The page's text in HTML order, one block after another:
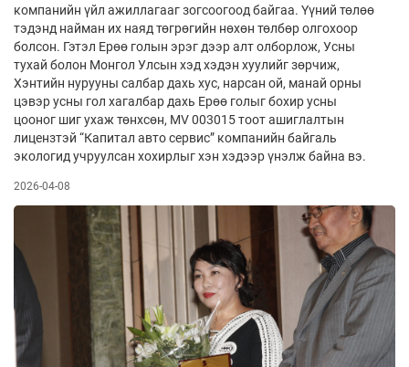
компанийн үйл ажиллагааг зогсоогоод байгаа. Үүний төлөө
тэдэнд найман их наяд төгрөгийн нөхөн төлбөр олгохоор
болсон. Гэтэл Ерөө голын эрэг дээр алт олборлож, Усны
тухай болон Монгол Улсын хэд хэдэн хуулийг зөрчиж,
Хэнтийн нурууны салбар дахь хус, нарсан ой, манай орны
цэвэр усны гол хагалбар дахь Ерөө голыг бохир усны
цооног шиг ухаж төнхсөн, MV 003015 тоот ашиглалтын
лицензтэй “Капитал авто сервис” компанийн байгаль
экологид учруулсан хохирлыг хэн хэдээр үнэлж байна вэ.
2026-04-08